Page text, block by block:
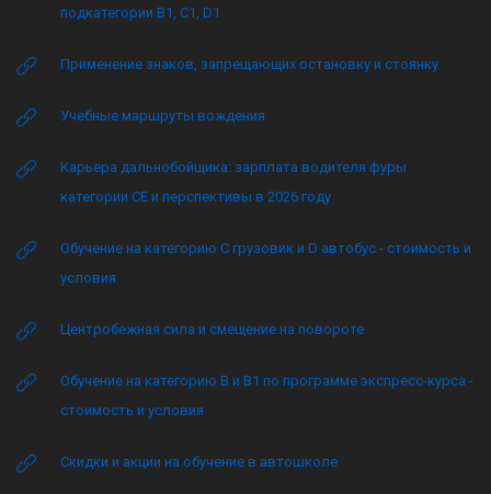
подкатегории B1, C1, D1
Применение знаков, запрещающих остановку и стоянку
Учебные маршруты вождения
Карьера дальнобойщика: зарплата водителя фуры
категории CE и перспективы в 2026 году
Обучение на категорию C грузовик и D автобус - стоимость и
условия
Центробежная сила и смещение на повороте
Обучение на категорию B и B1 по программе экспресс-курса -
стоимость и условия
Скидки и акции на обучение в автошколе